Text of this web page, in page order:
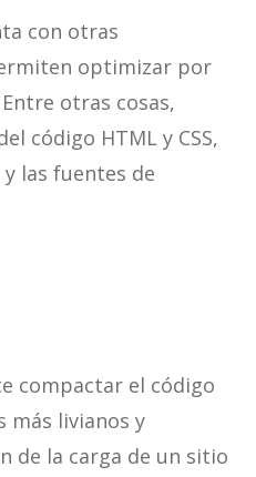
con otras
optimizar por
otras cosas,
código HTML y CSS,
las fuentes de
compactar el código
más livianos y
de la carga de un sitio